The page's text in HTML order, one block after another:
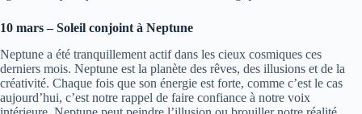
10 mars – Soleil conjoint à Neptune
Neptune a été tranquillement actif dans les cieux cosmiques ces
derniers mois. Neptune est la planète des rêves, des illusions et de la
créativité. Chaque fois que son énergie est forte, comme c’est le cas
aujourd’hui, c’est notre rappel de faire confiance à notre voix